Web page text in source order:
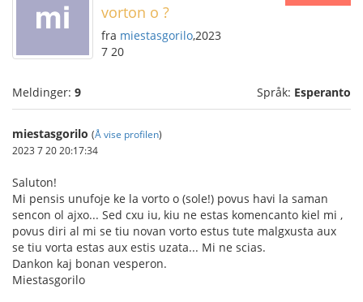
vorton o ?
fra miestasgorilo,2023
7 20
Meldinger: 9 Språk: Esperanto
miestasgorilo (Å vise profilen)
2023 7 20 20:17:34
Saluton!
Mi pensis unufoje ke la vorto o (sole!) povus havi la saman
sencon ol ajxo... Sed cxu iu, kiu ne estas komencanto kiel mi ,
povus diri al mi se tiu novan vorto estus tute malgxusta aux
se tiu vorta estas aux estis uzata... Mi ne scias.
Dankon kaj bonan vesperon.
Miestasgorilo